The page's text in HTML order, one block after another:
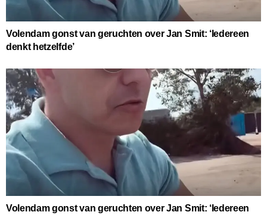
Volendam gonst van geruchten over Jan Smit: ‘Iedereen
denkt hetzelfde’
Volendam gonst van geruchten over Jan Smit: ‘Iedereen